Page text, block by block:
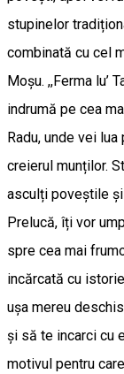
stupinelor
combinată cu cel
Moșu. ,,Ferma lu’
indrumă pe cea
Radu, unde vei
creierul munților.
asculți poveștile
Prelucă, îți vor
spre cea mai
incărcată cu
ușa mereu
și să te incarci cu
motivul pentru